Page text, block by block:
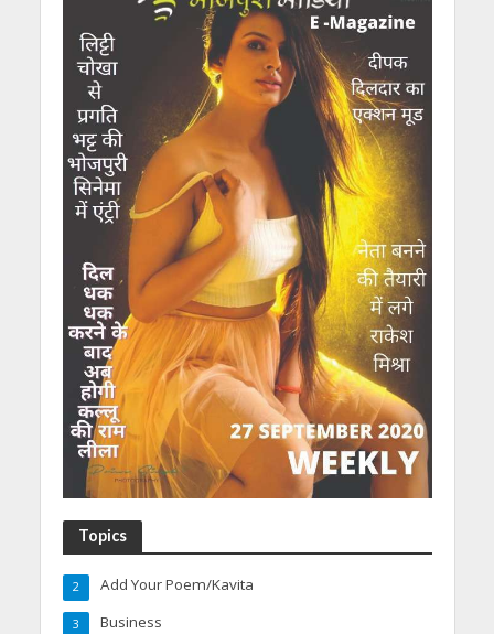
Topics
Add Your Poem/Kavita
2
Business
3